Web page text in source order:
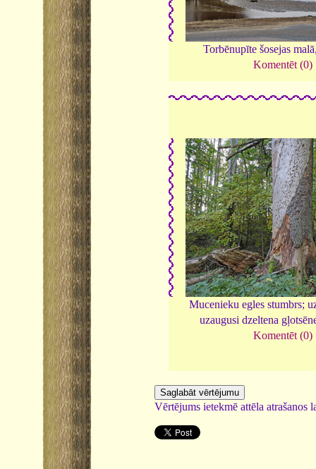
Torbēnupīte šosejas
Komentēt (0)
Mucenieku egles stumbrs;
uzaugusi dzeltena
Komentēt (0)
Vērtējums ietekmē attēla atrašanos